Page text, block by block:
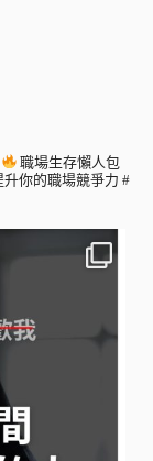
職場生存懶人包
升你的職場競爭力 #